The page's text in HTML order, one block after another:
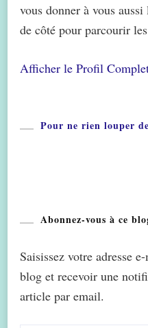
vous donner à vous
de côté pour parcourir
Afficher le Profil
Pour ne rien louper
Abonnez-vous à ce
Saisissez votre adresse
blog et recevoir une
article par email.